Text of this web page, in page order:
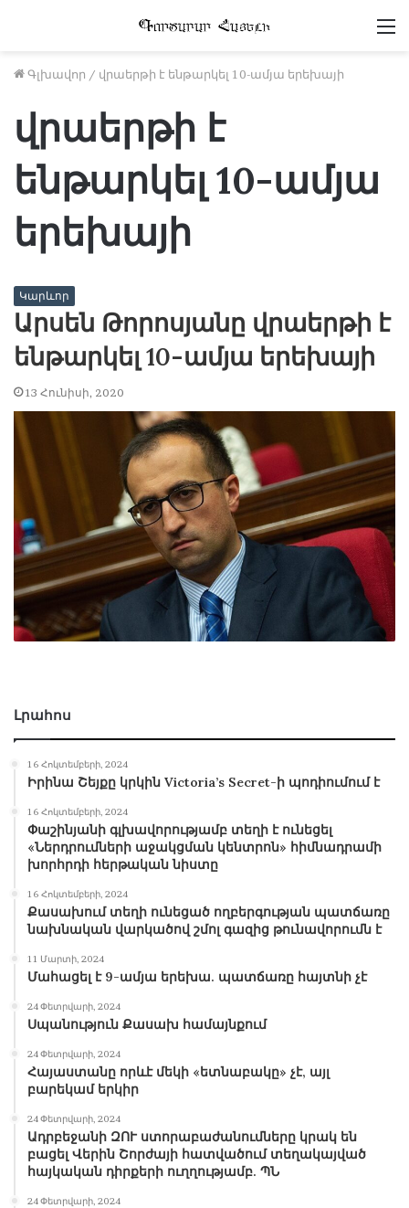
Գլխավոր / վրաերթի է ենթարկել 10-ամյա երեխայի
վրաերթի է
ենթարկել 10-ամյա
երեխայի
Կարևոր
Արսեն Թորոսյանը վրաերթի է
ենթարկել 10-ամյա երեխայի
13 Հունիսի, 2020
Լրահոս
16 Հոկտեմբերի, 2024
Իրինա Շեյքը կրկին Victoria’s Secret-ի պոդիումում է
16 Հոկտեմբերի, 2024
Փաշինյանի գլխավորությամբ տեղի է ունեցել
«Ներդրումների աջակցման կենտրոն» հիմնադրամի
խորհրդի հերթական նիստը
16 Հոկտեմբերի, 2024
Քասախում տեղի ունեցած ողբերգության պատճառը
նախնական վարկածով շմոլ գազից թունավորումն է
11 Մարտի, 2024
Մահացել է 9-ամյա երեխա. պատճառը հայտնի չէ
24 Փետրվարի, 2024
Սպանություն Քասախ համայնքում
24 Փետրվարի, 2024
Հայաստանը որևէ մեկի «ետնաբակը» չէ, այլ
բարեկամ երկիր
24 Փետրվարի, 2024
Ադրբեջանի ԶՈՒ ստորաբաժանումները կրակ են
բացել Վերին Շորժայի հատվածում տեղակայված
հայկական դիրքերի ուղղությամբ. ՊՆ
24 Փետրվարի, 2024